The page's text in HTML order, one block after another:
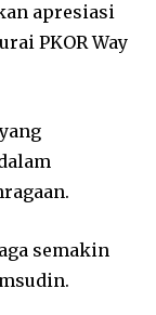
apresiasi
PKOR Way
semakin